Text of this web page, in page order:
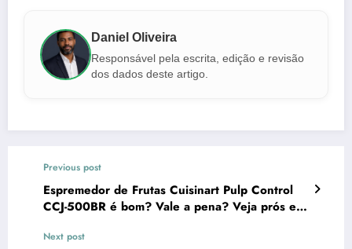
Daniel Oliveira
Responsável pela escrita, edição e revisão
dos dados deste artigo.
Previous post
Espremedor de Frutas Cuisinart Pulp Control
CCJ-500BR é bom? Vale a pena? Veja prós e
Next post